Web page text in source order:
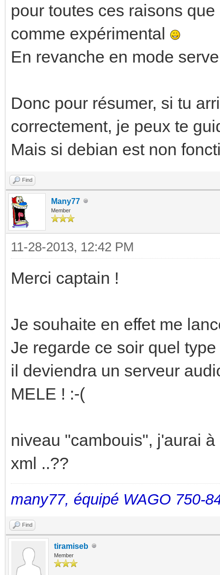
pour toutes ces raisons
comme expérimental
En revanche en mode
Donc pour résumer, si tu
correctement, je peux te
Mais si debian est non
Find
Many77
Member
11-28-2013, 12:42 PM
Merci captain !
Je souhaite en effet me
Je regarde ce soir quel
il deviendra un serveur
MELE ! :-(
niveau "cambouis", j'aurai
xml ..??
many77, équipé WAGO 750-
Find
tiramiseb
Member